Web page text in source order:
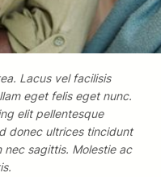
Lacus vel facilisis
eget felis eget nunc.
elit pellentesque
donec ultrices tincidunt
nec sagittis. Molestie ac